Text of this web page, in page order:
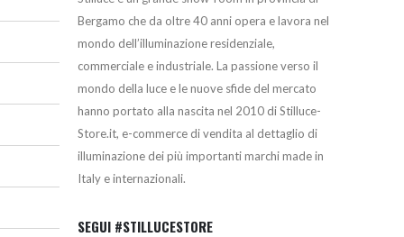
Bergamo che da oltre 40 anni opera e lavora nel
mondo dell’illuminazione residenziale,
commerciale e industriale. La passione verso il
mondo della luce e le nuove sfide del mercato
hanno portato alla nascita nel 2010 di Stilluce-
Store.it, e-commerce di vendita al dettaglio di
illuminazione dei più importanti marchi made in
Italy e internazionali.
SEGUI #STILLUCESTORE